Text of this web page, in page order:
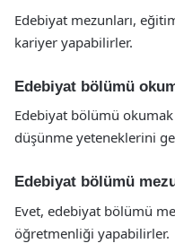
Edebiyat mezunları,
kariyer yapabilirler.
Edebiyat bölümü
Edebiyat bölümü
düşünme yeteneklerini
Edebiyat bölümü
Evet, edebiyat bölümü
öğretmenliği yapabilirler.